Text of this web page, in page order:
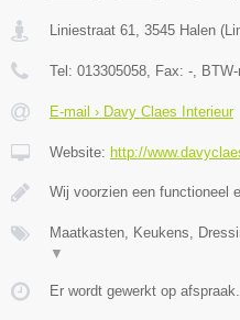
Liniestraat 61, 3545 Halen (
Tel: 013305058, Fax: -, BTW-
E-mail › Davy Claes Interieur
Website: http://
Wij voorzien een functioneel
Maatkasten, Keukens,
▼
Er wordt gewerkt op afspraak.